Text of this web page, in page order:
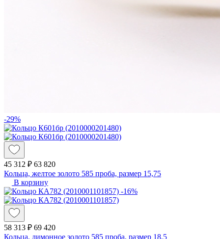
-29%
45 312 ₽ 63 820
Кольца, желтое золото 585 проба, размер 15,75
В корзину
-16%
58 313 ₽ 69 420
Кольца, лимонное золото 585 проба, размер 18,5